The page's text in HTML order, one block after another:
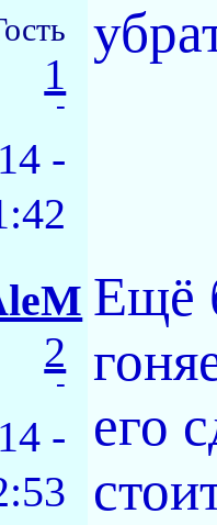
1
-
-
2
-
-
Ещё
его